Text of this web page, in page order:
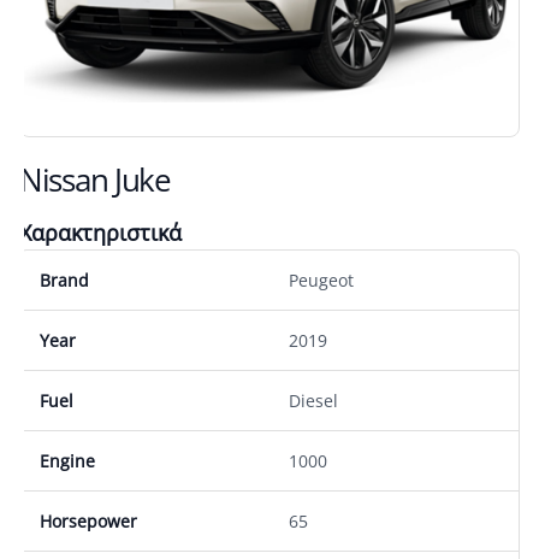
Nissan Juke
Χαρακτηριστικά
Brand Peugeot
Year 2019
Fuel Diesel
Engine 1000
Horsepower 65